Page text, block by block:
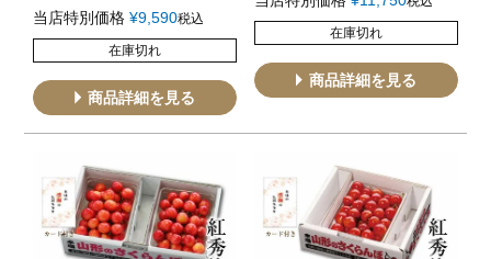
当店特別価格 ¥9,590税込
在庫切れ
商品詳細を見る
在庫切れ
商品詳細を見る